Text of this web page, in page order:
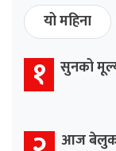
यो महिना
१ सुनको
आज बेलुका